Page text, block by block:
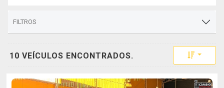
FILTROS
10 VEÍCULOS ENCONTRADOS. Toggle